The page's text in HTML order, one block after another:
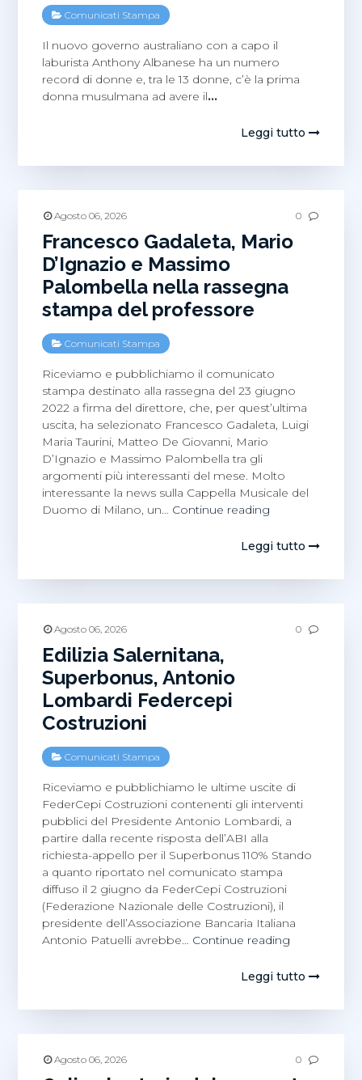
Comunicati Stampa
Il nuovo governo australiano con a capo il
laburista Anthony Albanese ha un numero
record di donne e, tra le 13 donne, c’è la prima
donna musulmana ad avere il…
Leggi tutto
Agosto 06, 2026 0
Francesco Gadaleta, Mario
D’Ignazio e Massimo
Palombella nella rassegna
stampa del professore
Comunicati Stampa
Riceviamo e pubblichiamo il comunicato
stampa destinato alla rassegna del 23 giugno
2022 a firma del direttore, che, per quest’ultima
uscita, ha selezionato Francesco Gadaleta, Luigi
Maria Taurini, Matteo De Giovanni, Mario
D’Ignazio e Massimo Palombella tra gli
argomenti più interessanti del mese. Molto
interessante la news sulla Cappella Musicale del
Duomo di Milano, un… Continue reading
Mario
e
Leggi tutto
Agosto 06, 2026 0
Edilizia Salernitana,
Superbonus, Antonio
Lombardi Federcepi
Costruzioni
Comunicati Stampa
Riceviamo e pubblichiamo le ultime uscite di
FederCepi Costruzioni contenenti gli interventi
pubblici del Presidente Antonio Lombardi, a
partire dalla recente risposta dell’ABI alla
richiesta-appello per il Superbonus 110% Stando
a quanto riportato nel comunicato stampa
diffuso il 2 giugno da FederCepi Costruzioni
(Federazione Nazionale delle Costruzioni), il
presidente dell’Associazione Bancaria Italiana
Antonio Patuelli avrebbe… Continue reading
Superbonus,
Lombardi
Leggi tutto
Agosto 06, 2026 0